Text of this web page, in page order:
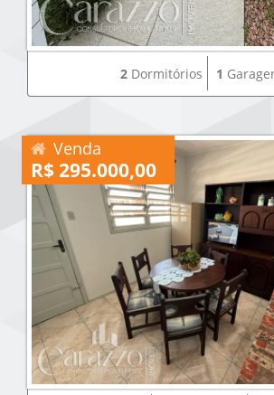
2 Dormitórios 1
Venda
R$ 295.000,00